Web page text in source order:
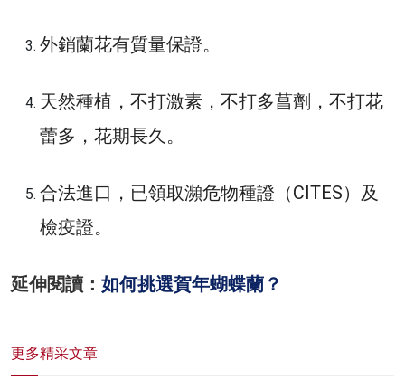
外銷蘭花有質量保證。
天然種植，不打激素，不打多菖劑，不打花
蕾多，花期長久。
合法進口，已領取瀕危物種證（CITES）及
檢疫證。
延伸閱讀： 如何挑選賀年蝴蝶蘭？
更多精采文章